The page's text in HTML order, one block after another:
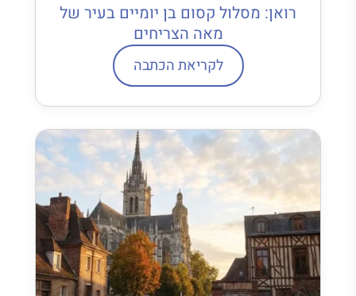
רואן: מסלול קסום בן יומיים בעיר של
מאה הצריחים
לקריאת הכתבה